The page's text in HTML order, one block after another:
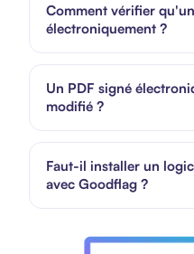
Comment vérifier
électroniquement ?
Un PDF signé
modifié ?
Faut-il installer un
avec Goodflag ?